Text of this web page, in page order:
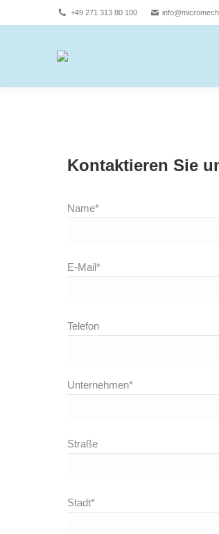
+49 271 313 80 100
Kontaktieren Sie
Name*
E-Mail*
Telefon
Unternehmen*
Straße
Stadt*